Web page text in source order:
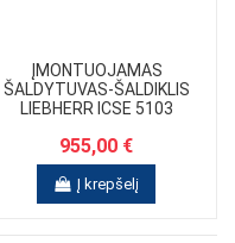
ĮMONTUOJAMAS
ŠALDYTUVAS-ŠALDIKLIS
LIEBHERR ICSE 5103
955,00 €
Į krepšelį